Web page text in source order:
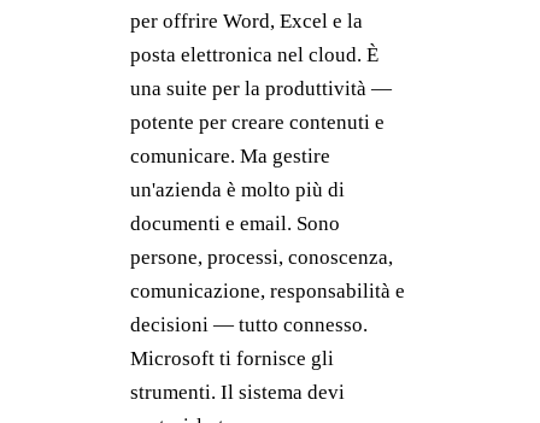
per offrire Word, Excel e la
posta elettronica nel cloud. È
una suite per la produttività —
potente per creare contenuti e
comunicare. Ma gestire
un'azienda è molto più di
documenti e email. Sono
persone, processi, conoscenza,
comunicazione, responsabilità e
decisioni — tutto connesso.
Microsoft ti fornisce gli
strumenti. Il sistema devi